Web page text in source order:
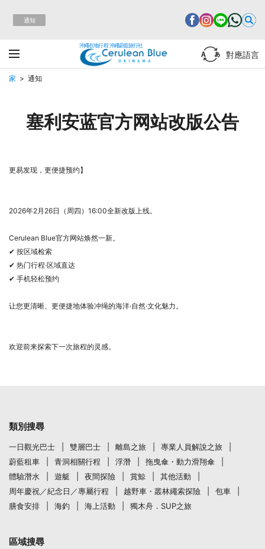
通知
沖繩在地行程 沖繩蔚藍旅行社
對應語言
家 通知
塞利安蓝官方网站改版公告
更易发现，更便捷预约】
2026年2月26日（周四）16:00全新改版上线。
Cerulean Blue官方网站焕然一新。
✔ 按区域检索
✔ 热门行程·区域直达
✔ 手机轻松预约
让您更清晰、更便捷地体验冲绳的海洋·自然·文化魅力。
欢迎前来探索下一次旅程的灵感。
類別搜尋
一日觀光巴士 雙層巴士 離島之旅
專業人員解說之旅
蔚藍租車
青洞相關行程 浮潛
拖曳傘・動力滑翔傘
體驗潛水
遊艇 夜間探險 賞鯨
其他活動
周年慶祝／紀念日／專屬行程
越野車・叢林繩索探險
包車
膳食安排
海釣 海上活動 獨木舟．SUP之旅
區域搜尋